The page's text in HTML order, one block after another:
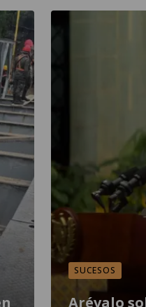
SUCESOS
Arévalo